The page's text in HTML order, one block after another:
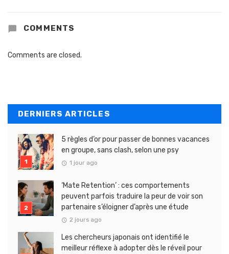
COMMENTS
Comments are closed.
DERNIERS ARTICLES
5 règles d’or pour passer de bonnes vacances
en groupe, sans clash, selon une psy
1 jour ago
‘Mate Retention’ : ces comportements
peuvent parfois traduire la peur de voir son
partenaire s’éloigner d’après une étude
2 jours ago
Les chercheurs japonais ont identifié le
meilleur réflexe à adopter dès le réveil pour